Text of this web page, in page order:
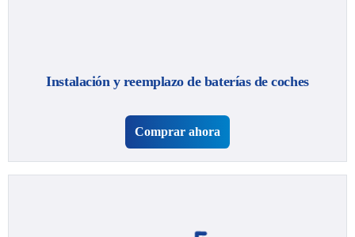
Instalación y reemplazo de baterías de coches
Comprar ahora